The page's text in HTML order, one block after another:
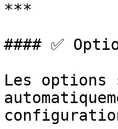
***
#### ✅
Les options